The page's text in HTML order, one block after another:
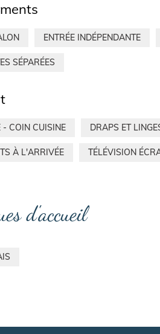
ENTRÉE INDÉPENDANTE
SÉPARÉES
- COIN CUISINE DRAPS ET
À L'ARRIVÉE TÉLÉVISION
d'accueil